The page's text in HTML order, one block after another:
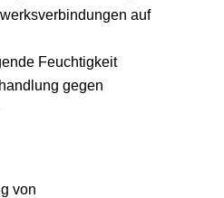
auf
Feuchtigkeit
gegen
von